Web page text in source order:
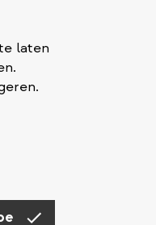
laten